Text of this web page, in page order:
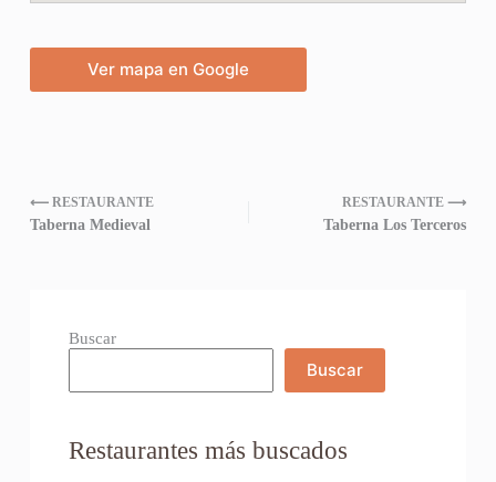
Ver mapa en Google
⟵ RESTAURANTE
Taberna Medieval
RESTAURANTE ⟶
Taberna Los Terceros
Buscar
Buscar
Restaurantes más buscados